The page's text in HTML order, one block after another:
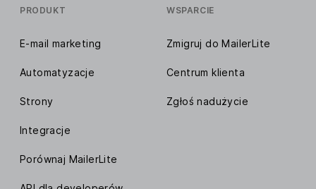
PRODUKT
E-mail marketing
Automatyzacje
Strony
Integracje
Porównaj MailerLite
WSPARCIE
Zmigruj do MailerLite
Centrum klienta
Zgłoś nadużycie